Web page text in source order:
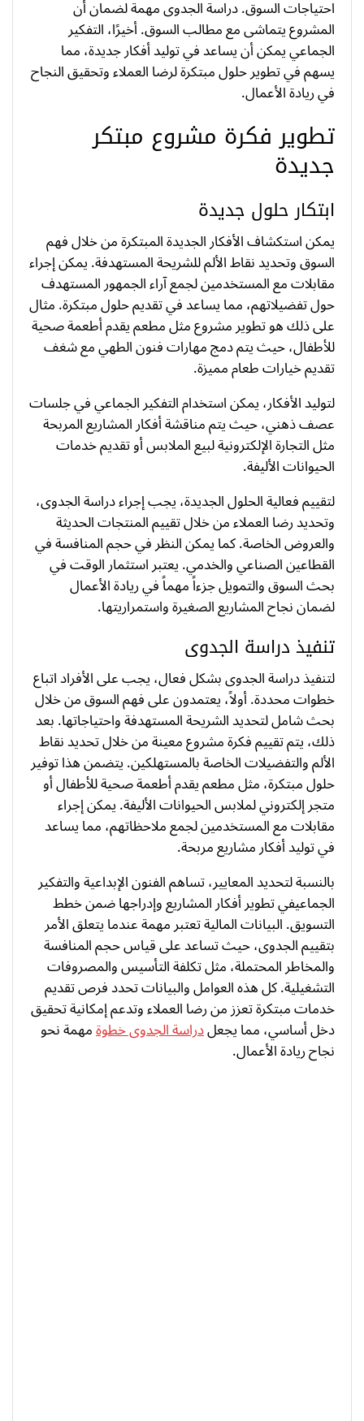
احتياجات السوق. دراسة الجدوى مهمة لضمان أن
المشروع يتماشى مع مطالب السوق. أخيرًا، التفكير
الجماعي يمكن أن يساعد في توليد أفكار جديدة، مما
يسهم في تطوير حلول مبتكرة لرضا العملاء وتحقيق النجاح
في ريادة الأعمال.
تطوير فكرة مشروع مبتكر
جديدة
ابتكار حلول جديدة
يمكن استكشاف الأفكار الجديدة المبتكرة من خلال فهم
السوق وتحديد نقاط الألم للشريحة المستهدفة. يمكن إجراء
مقابلات مع المستخدمين لجمع آراء الجمهور المستهدف
حول تفضيلاتهم، مما يساعد في تقديم حلول مبتكرة. مثال
على ذلك هو تطوير مشروع مثل مطعم يقدم أطعمة صحية
للأطفال، حيث يتم دمج مهارات فنون الطهي مع شغف
تقديم خيارات طعام مميزة.
لتوليد الأفكار، يمكن استخدام التفكير الجماعي في جلسات
عصف ذهني، حيث يتم مناقشة أفكار المشاريع المربحة
مثل التجارة الإلكترونية لبيع الملابس أو تقديم خدمات
الحيوانات الأليفة.
لتقييم فعالية الحلول الجديدة، يجب إجراء دراسة الجدوى،
وتحديد رضا العملاء من خلال تقييم المنتجات الحديثة
والعروض الخاصة. كما يمكن النظر في حجم المنافسة في
القطاعين الصناعي والخدمي. يعتبر استثمار الوقت في
بحث السوق والتمويل جزءاً مهماً في ريادة الأعمال
لضمان نجاح المشاريع الصغيرة واستمراريتها.
تنفيذ دراسة الجدوى
لتنفيذ دراسة الجدوى بشكل فعال، يجب على الأفراد اتباع
خطوات محددة. أولاً، يعتمدون على فهم السوق من خلال
بحث شامل لتحديد الشريحة المستهدفة واحتياجاتها. بعد
ذلك، يتم تقييم فكرة مشروع معينة من خلال تحديد نقاط
الألم والتفضيلات الخاصة بالمستهلكين. يتضمن هذا توفير
حلول مبتكرة، مثل مطعم يقدم أطعمة صحية للأطفال أو
متجر إلكتروني لملابس الحيوانات الأليفة. يمكن إجراء
مقابلات مع المستخدمين لجمع ملاحظاتهم، مما يساعد
في توليد أفكار مشاريع مربحة.
بالنسبة لتحديد المعايير، تساهم الفنون الإبداعية والتفكير
الجماعيفي تطوير أفكار المشاريع وإدراجها ضمن خطط
التسويق. البيانات المالية تعتبر مهمة عندما يتعلق الأمر
بتقييم الجدوى، حيث تساعد على قياس حجم المنافسة
والمخاطر المحتملة، مثل تكلفة التأسيس والمصروفات
التشغيلية. كل هذه العوامل والبيانات تحدد فرص تقديم
خدمات مبتكرة تعزز من رضا العملاء وتدعم إمكانية تحقيق
دخل أساسي، مما يجعلدراسة الجدوى خطوةمهمة نحو
نجاح ريادة الأعمال.